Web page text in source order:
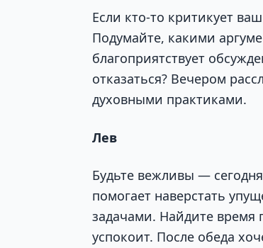
Если кто-то критикует
Подумайте, какими
благоприятствует
отказаться? Вечером
духовными практиками.
Лев
Будьте вежливы —
помогает наверстать
задачами. Найдите время
успокоит. После обеда